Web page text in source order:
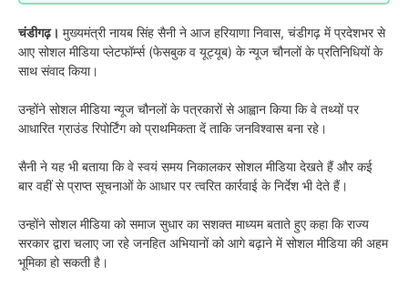
चंडीगढ़। मुख्यमंत्री नायब सिंह सैनी ने आज हरियाणा निवास, चंडीगढ़ में प्रदेशभर से
आए सोशल मीडिया प्लेटफॉर्म्स (फेसबुक व यूट्यूब) के न्यूज चौनलों के प्रतिनिधियों के
साथ संवाद किया।
उन्होंने सोशल मीडिया न्यूज चौनलों के पत्रकारों से आह्वान किया कि वे तथ्यों पर
आधारित ग्राउंड रिपोर्टिंग को प्राथमिकता दें ताकि जनविश्वास बना रहे।
सैनी ने यह भी बताया कि वे स्वयं समय निकालकर सोशल मीडिया देखते हैं और कई
बार वहीं से प्राप्त सूचनाओं के आधार पर त्वरित कार्रवाई के निर्देश भी देते हैं।
उन्होंने सोशल मीडिया को समाज सुधार का सशक्त माध्यम बताते हुए कहा कि राज्य
सरकार द्वारा चलाए जा रहे जनहित अभियानों को आगे बढ़ाने में सोशल मीडिया की अहम
भूमिका हो सकती है।